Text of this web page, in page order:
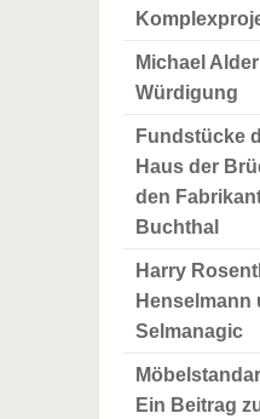
Michael
Würdigung
Fundstücke
Haus der
den
Buchthal
Harry
Henselmann
Selmanagic
Ein Beitrag